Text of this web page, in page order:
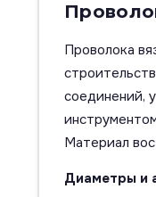
Проволока
соединений,
Материал
Диаметры и